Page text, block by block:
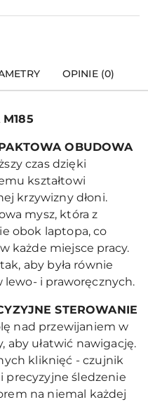
OPINIE (0)
OBUDOWA
czas dzięki
kształtowi
krzywizny dłoni.
mysz, która z
obok laptopa, co
każde miejsce pracy.
aby była równie
i praworęcznych.
STEROWANIE
nad przewijaniem w
aby ułatwić nawigację.
kliknięć - czujnik
precyzyjne śledzenie
na niemal każdej